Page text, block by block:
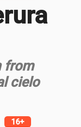
from
cielo
16+